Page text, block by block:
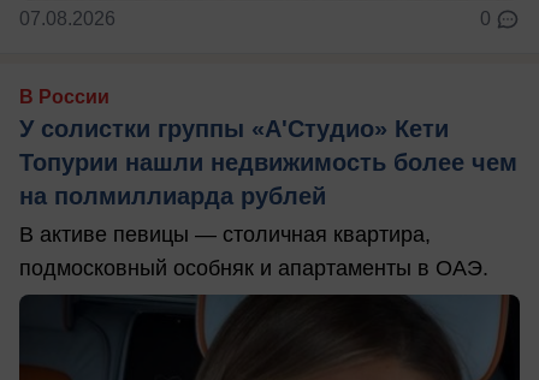
07.08.2026 0
В России
У солистки группы «А'Студио» Кети
Топурии нашли недвижимость более чем
на полмиллиарда рублей
В активе певицы — столичная квартира,
подмосковный особняк и апартаменты в ОАЭ.